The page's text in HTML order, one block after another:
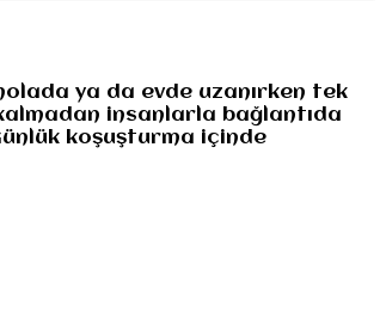
ya da evde uzanırken tek
insanlarla bağlantıda
koşuşturma içinde